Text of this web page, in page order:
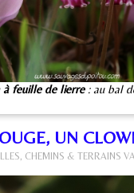
à feuille de lierre: au bal
UN
CHEMINS & TERRAINS